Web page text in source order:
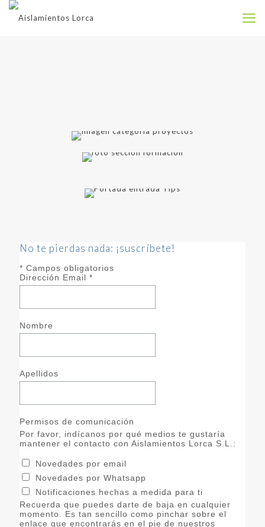
No te pierdas nada: ¡suscríbete!
* Campos obligatorios
Dirección Email *
Nombre
Apellidos
Permisos de comunicación
Por favor, indícanos por qué medios te gustaría
mantener el contacto con Aislamientos Lorca S.L.:
Novedades por email
Novedades por Whatsapp
Notificaciones hechas a medida para ti
Recuerda que puedes darte de baja en cualquier
momento. Es tan sencillo como pinchar sobre el
enlace que encontrarás en el pie de nuestros